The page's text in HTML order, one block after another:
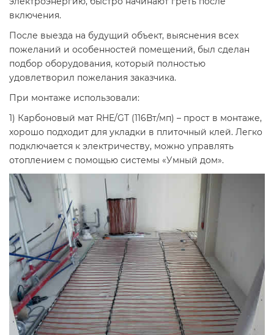
включения.
После выезда на будущий объект, выяснения всех
пожеланий и особенностей помещений, был сделан
подбор оборудования, который полностью
удовлетворил пожелания заказчика.
При монтаже использовали:
1) Карбоновый мат RHE/GT (116Вт/мп) – прост в монтаже,
хорошо подходит для укладки в плиточный клей. Легко
подключается к электричеству, можно управлять
отоплением с помощью системы «Умный дом».